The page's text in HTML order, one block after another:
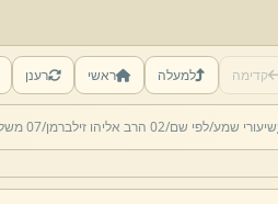
קדימה למעלה ראשי רענן
שיעורי שמע/לפי שם/02 הרב אליהו זילברמן/ 07 משלי/